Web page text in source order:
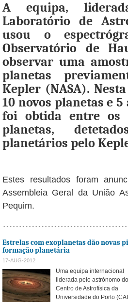
A equipa,
Laboratório de
usou o
Observatório de
observar uma
planetas
Kepler (NASA).
10 novos planetas e
foi obtida entre os
planetas,
planetários pelo
Estes resultados foram
Assembleia Geral da União
Pequim.
Estrelas com exoplanetas dão novas
formação planetária
17-AUG-2012
Uma equipa internacional
liderada pelo astrónomo do
Centro de Astrofísica da
Universidade do Porto